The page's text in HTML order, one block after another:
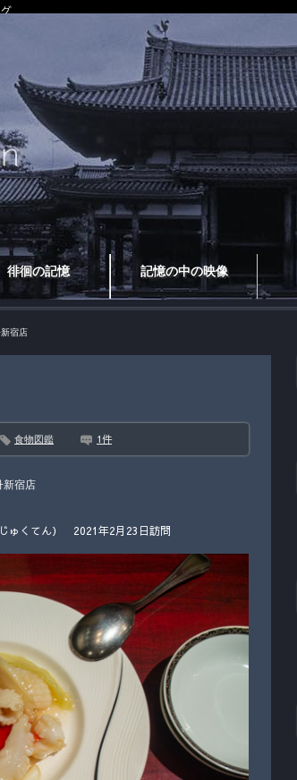
徘徊の記憶 記憶の中の映像
宿店
食物図鑑 1件
新宿店
ゅくてん） 2021年2月23日訪問